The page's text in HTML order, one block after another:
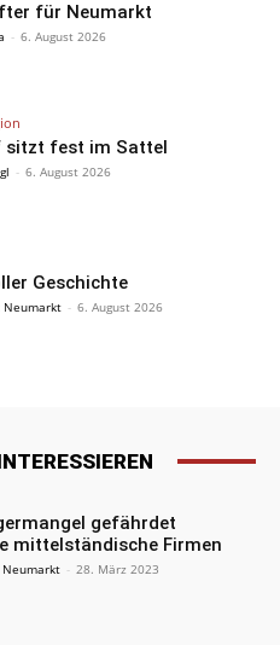
für Neumarkt
- 6. August 2026
sitzt fest im Sattel
- 6. August 2026
Geschichte
Neumarkt - 6. August 2026
gefährdet
mittelständische Firmen
- 28. März 2023